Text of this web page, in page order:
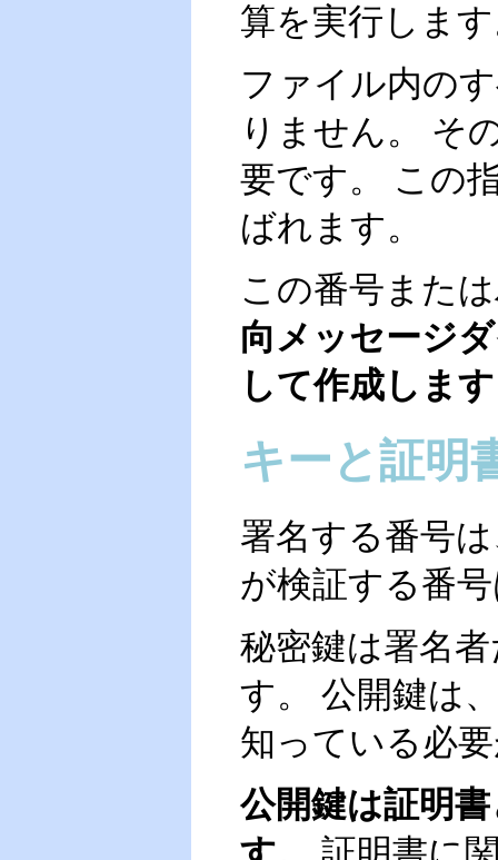
算を実行しま
ファイル内の
りません。 そ
要です。 この
ばれます。
この番号また
向メッセージ
して作成します
キーと証明
署名する番号
が検証する番
秘密鍵は署名
す。 公開鍵は
知っている必
公開鍵は証明